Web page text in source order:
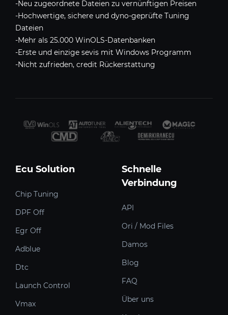
-Neu zugeordnete Dateien zu vernünftigen Preisen
-Hochwertige, sichere und dyno-geprüfte Tuning
Dateien
-Mehr als 25.000 WinOLS-Datenbanken
-Erste und einzige sevis mit Windows Programm
-Nicht zufrieden, credit Rückerstattung
Ecu Solution
Chip Tuning
DPF Off
Egr Off
Adblue
Dtc
Launch Control
Vmax
Schnelle
Verbindung
API
Ori / Mod Files
Damos
Blog
FAQ
Über uns